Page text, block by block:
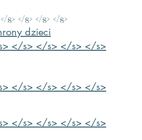
s> </s> </s> </s>
dzieci
</s> </s> </s> </s>
</s> </s> </s> </s>
</s> </s> </s> </s>